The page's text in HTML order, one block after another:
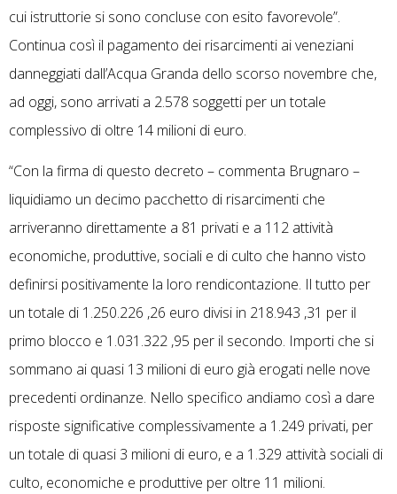
cui istruttorie si sono concluse con esito favorevole”.
Continua così il pagamento dei risarcimenti ai veneziani
danneggiati dall’Acqua Granda dello scorso novembre che,
ad oggi, sono arrivati a 2.578 soggetti per un totale
complessivo di oltre 14 milioni di euro.
“Con la firma di questo decreto – commenta Brugnaro –
liquidiamo un decimo pacchetto di risarcimenti che
arriveranno direttamente a 81 privati e a 112 attività
economiche, produttive, sociali e di culto che hanno visto
definirsi positivamente la loro rendicontazione. Il tutto per
un totale di 1.250.226 ,26 euro divisi in 218.943 ,31 per il
primo blocco e 1.031.322 ,95 per il secondo. Importi che si
sommano ai quasi 13 milioni di euro già erogati nelle nove
precedenti ordinanze. Nello specifico andiamo così a dare
risposte significative complessivamente a 1.249 privati, per
un totale di quasi 3 milioni di euro, e a 1.329 attività sociali di
culto, economiche e produttive per oltre 11 milioni.